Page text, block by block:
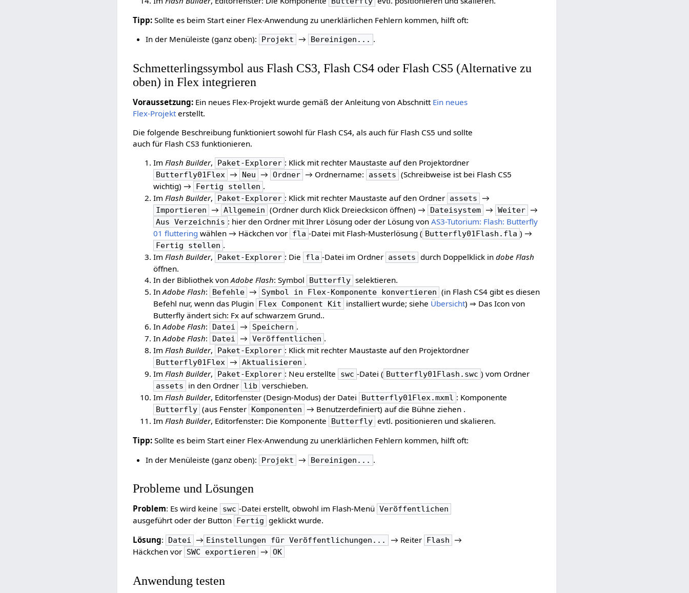
Tipp: Sollte es beim Start einer Flex-Anwendung zu unerklärlichen Fehlern kommen, hilft oft:
In der Menüleiste (ganz oben):
Projekt → Bereinigen... .
Schmetterlingssymbol aus Flash CS3, Flash CS4 oder Flash CS5 (Alternative zu
oben) in Flex integrieren
Voraussetzung: Ein neues Flex-Projekt wurde gemäß der Anleitung von Abschnitt Ein neues
Flex-Projekt erstellt.
Die folgende Beschreibung funktioniert sowohl für Flash CS4, als auch für Flash CS5 und sollte
auch für Flash CS3 funktionieren.
ImFlash Builder, Paket-Explorer : Klick mit rechter Maustaste auf den Projektordner
Butterfly01Flex → Neu → Ordner → Ordnername: assets (Schreibweise ist bei Flash CS5
wichtig) →
Fertig stellen .
ImFlash Builder, Paket-Explorer : Klick mit rechter Maustaste auf den Ordner assets →
Importieren → Allgemein (Ordner durch Klick Dreiecksicon öffnen) → Dateisystem → Weiter →
Aus Verzeichnis : hier den Ordner mit Ihrer Lösung oder der Lösung vonAS3-Tutorium: Flash: Butterfly
01 fluttering wählen → Häckchen vor fla -Datei mit Flash-Musterlösung ( Butterfly01Flash.fla ) →
Fertig stellen .
ImFlash Builder, Paket-Explorer : Die fla -Datei im Ordner assets durch Doppelklick indobe Flash
öffnen.
In der Bibliothek vonAdobe Flash: Symbol Butterfly selektieren.
InAdobe Flash: Befehle → Symbol in Flex-Komponente konvertieren (in Flash CS4 gibt es diesen
Befehl nur, wenn das Plugin Flex Component Kit installiert wurde; siehe Übersicht) ⇒ Das Icon von
Butterfly ändert sich: Fx auf schwarzem Grund..
InAdobe Flash: Datei → Speichern .
InAdobe Flash: Datei → Veröffentlichen .
ImFlash Builder, Paket-Explorer : Klick mit rechter Maustaste auf den Projektordner
Butterfly01Flex → Aktualisieren .
ImFlash Builder, Paket-Explorer : Neu erstellte swc -Datei ( Butterfly01Flash.swc ) vom Ordner
assets in den Ordner lib verschieben.
ImFlash Builder, Editorfenster (Design-Modus) der Datei Butterfly01Flex.mxml : Komponente
Butterfly (aus Fenster Komponenten
→ Benutzerdefiniert) auf die Bühne ziehen .
ImFlash Builder, Editorfenster: Die Komponente Butterfly evtl. positionieren und skalieren.
Tipp: Sollte es beim Start einer Flex-Anwendung zu unerklärlichen Fehlern kommen, hilft oft:
In der Menüleiste (ganz oben):
Projekt → Bereinigen... .
Probleme und Lösungen
Problem: Es wird keine swc -Datei erstellt, obwohl im Flash-Menü Veröffentlichen
ausgeführt oder der Button Fertig geklickt wurde.
Lösung: Datei → Einstellungen für Veröffentlichungen... → Reiter Flash
→
Häckchen vor SWC exportieren → OK
Anwendung testen